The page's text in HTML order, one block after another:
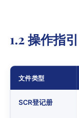
1.2 操作指
文件类型
SCR登记册